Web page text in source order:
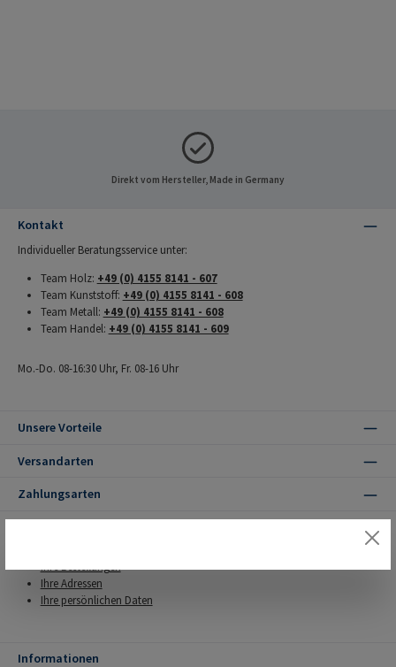
Direkt vom Hersteller, Made in Germany
Kontakt
Individueller Beratungsservice unter:
Team Holz: +49 (0) 4155 8141 - 607
Team Kunststoff: +49 (0) 4155 8141 - 608
Team Metall: +49 (0) 4155 8141 - 608
Team Handel: +49 (0) 4155 8141 - 609
Mo.-Do. 08-16:30 Uhr, Fr. 08-16 Uhr
Unsere Vorteile
Versandarten
Zahlungsarten
Ihre Adressen
Ihre persönlichen Daten
Informationen